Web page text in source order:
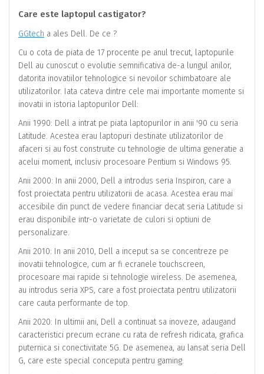
Care este laptopul castigator?
GGtech a ales Dell. De ce ?
Cu o cota de piata de 17 procente pe anul trecut, laptopurile
Dell au cunoscut o evolutie semnificativa de-a lungul anilor,
datorita inovatiilor tehnologice si nevoilor schimbatoare ale
utilizatorilor. Iata cateva dintre cele mai importante momente si
inovatii in istoria laptopurilor Dell:
Anii 1990: Dell a intrat pe piata laptopurilor in anii '90 cu seria
Latitude. Acestea erau laptopuri destinate utilizatorilor de
afaceri si au fost construite cu tehnologie de ultima generatie a
acelui moment, inclusiv procesoare Pentium si Windows 95.
Anii 2000: In anii 2000, Dell a introdus seria Inspiron, care a
fost proiectata pentru utilizatorii de acasa. Acestea erau mai
accesibile din punct de vedere financiar decat seria Latitude si
erau disponibile intr-o varietate de culori si optiuni de
personalizare.
Anii 2010: In anii 2010, Dell a inceput sa se concentreze pe
inovatii tehnologice, cum ar fi ecranele touchscreen,
procesoare mai rapide si tehnologie wireless. De asemenea,
au introdus seria XPS, care a fost proiectata pentru utilizatorii
care cauta performante de top.
Anii 2020: In ultimii ani, Dell a continuat sa inoveze, adaugand
caracteristici precum ecrane cu rata de refresh ridicata, grafica
puternica si conectivitate 5G. De asemenea, au lansat seria Dell
G, care este special conceputa pentru gaming.